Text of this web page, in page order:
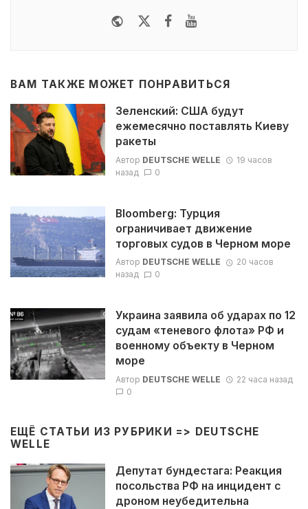
WebsiteTwitterFacebook
ВАМ ТАКЖЕ МОЖЕТ ПОНРАВИТЬСЯ
Зеленский: США будут
ежемесячно поставлять Киеву
ракеты
Автор DEUTSCHE WELLE
19 часов
назад
0
Bloomberg: Турция
ограничивает движение
торговых судов в Черном море
Автор DEUTSCHE WELLE
20 часов
назад
0
Украина заявила об ударах по 12
судам «теневого флота» РФ и
военному объекту в Черном
море
Автор DEUTSCHE WELLE
22 часа назад
0
ЕЩЁ СТАТЬИ ИЗ РУБРИКИ => DEUTSCHE
WELLE
Депутат бундестага: Реакция
посольства РФ на инцидент с
дроном неубедительна